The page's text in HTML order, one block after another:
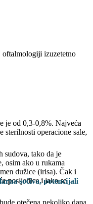
oftalmologiji izuzetetno
je od 0,3-0,8%. Najveća
sterilnosti operacione sale,
sudova, tako da je
osim ako u rukama
dužice (irisa). Čak i
posljedice i lako se
sočiva, potencijali